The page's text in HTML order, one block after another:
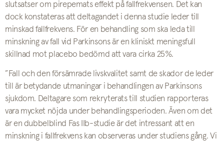
slutsatser om pirepemats effekt på fallfrekvensen. Det kan
dock konstateras att deltagandet i denna studie leder till
minskad fallfrekvens. För en behandling som ska leda till
minskning av fall vid Parkinsons är en kliniskt meningsfull
skillnad mot placebo bedömd att vara cirka 25%.
”Fall och den försämrade livskvalitet samt de skador de leder
till är betydande utmaningar i behandlingen av Parkinsons
sjukdom. Deltagare som rekryterats till studien rapporteras
vara mycket nöjda under behandlingsperioden. Även om det
är en dubbelblind Fas IIb-studie är det intressant att en
minskning i fallfrekvens kan observeras under studiens gång. Vi